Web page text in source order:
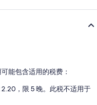
能包含适用的税费：
，限 5 晚。此税不适用于